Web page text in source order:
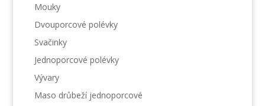
Mouky
Dvouporcové polévky
Svačinky
Jednoporcové polévky
Vývary
Maso drůbeží jednoporcové